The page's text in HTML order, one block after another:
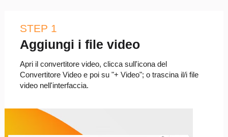
STEP 1
Aggiungi i file video
Apri il convertitore video, clicca sull'icona del
Convertitore Video e poi su "+ Video"; o trascina il/i file
video nell'interfaccia.